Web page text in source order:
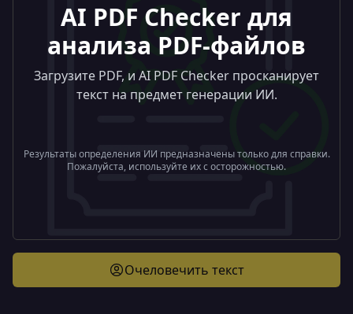
AI PDF Checker для
анализа PDF-файлов
Загрузите PDF, и AI PDF Checker просканирует
текст на предмет генерации ИИ.
Результаты определения ИИ предназначены только для справки.
Пожалуйста, используйте их с осторожностью.
Очеловечить текст